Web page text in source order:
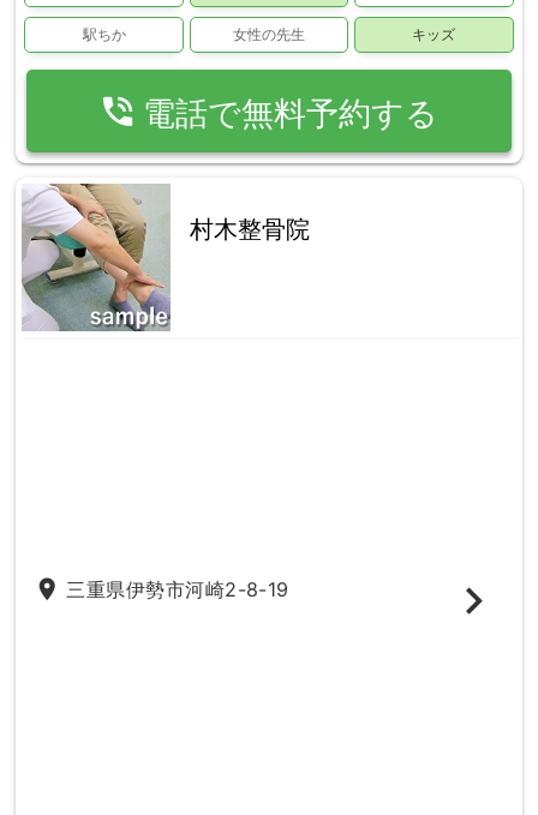
駅ちか 女性の先生 キッズ
phone_in_talk 電話で無料予約する
村木整骨院
place 三重県伊勢市河崎2-8-19